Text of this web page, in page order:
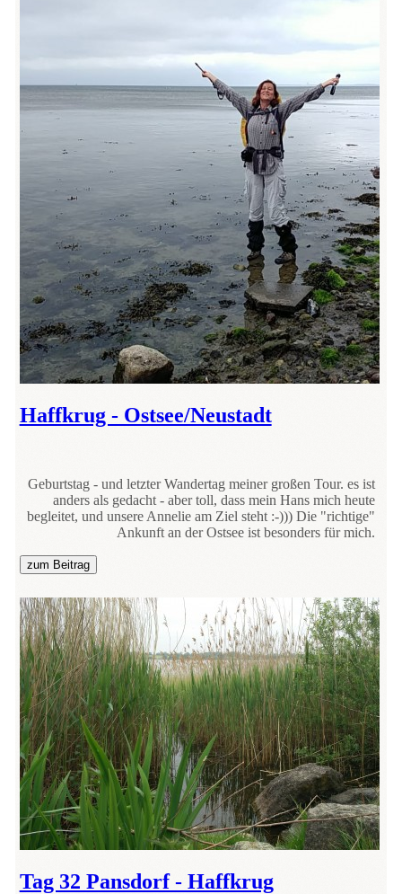
Haffkrug - Ostsee/Neustadt
Geburtstag - und letzter Wandertag meiner großen Tour. es ist
anders als gedacht - aber toll, dass mein Hans mich heute
begleitet, und unsere Annelie am Ziel steht :-))) Die "richtige"
Ankunft an der Ostsee ist besonders für mich.
zum Beitrag
Tag 32 Pansdorf - Haffkrug